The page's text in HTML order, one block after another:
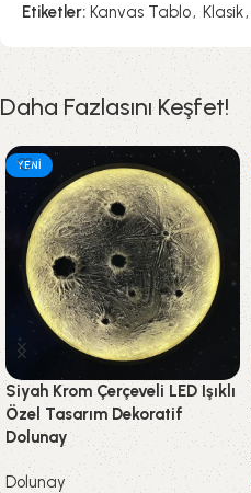
Etiketler: Kanvas Tablo, Klasik,
Daha Fazlasını Keşfet!
YENI
Siyah Krom Çerçeveli LED Işıklı
Özel Tasarım Dekoratif
Dolunay
Dolunay